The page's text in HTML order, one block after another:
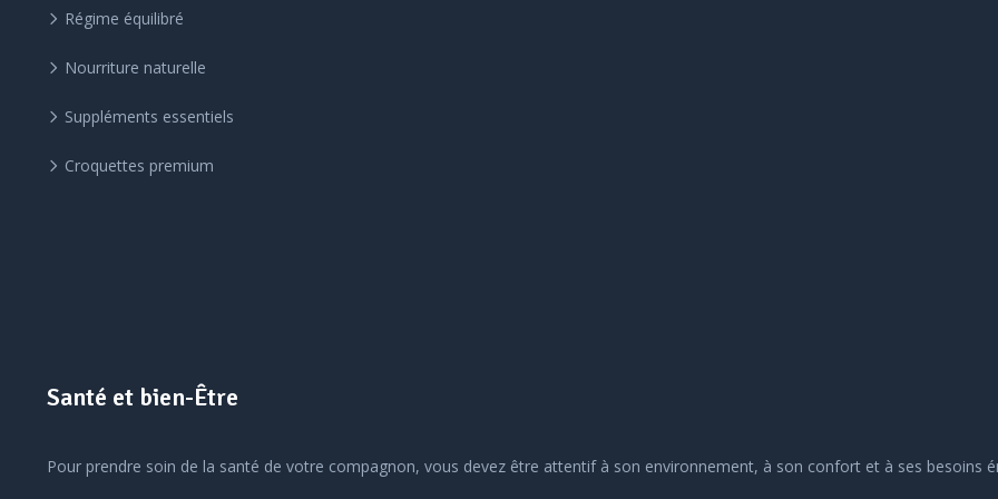
Régime équilibré
Nourriture naturelle
Suppléments essentiels
Croquettes premium
Santé et bien-Être
Pour prendre soin de la santé de votre compagnon, vous devez être attentif à son environnement, à son confort et à ses besoins